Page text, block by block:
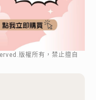
版權所有，禁止擅自